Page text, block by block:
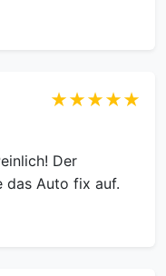
★★★★★
Der
das Auto fix auf.